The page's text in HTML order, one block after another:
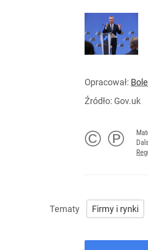
Opracował:
Źródło: Gov.uk
© ℗
Firmy i rynki